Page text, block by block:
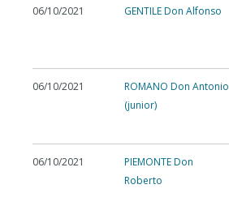
06/10/2021 GENTILE Don Alfonso
06/10/2021
ROMANO Don Antonio
(junior)
06/10/2021
PIEMONTE Don
Roberto